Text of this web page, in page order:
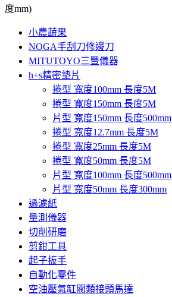
度mm)
小農蔬果
NOGA手刮刀修邊刀
MITUTOYO三豐儀器
h+s精密墊片
捲型 寬度100mm 長度5M
捲型 寬度150mm 長度5M
片型 寬度150mm 長度500mm
捲型 寬度12.7mm 長度5M
捲型 寬度25mm 長度5M
捲型 寬度50mm 長度5M
片型 寬度100mm 長度500mm
片型 寬度50mm 長度300mm
過濾紙
量測儀器
切削研磨
剪鉗工具
起子扳手
自動化零件
空油壓氣缸閥類接頭馬達